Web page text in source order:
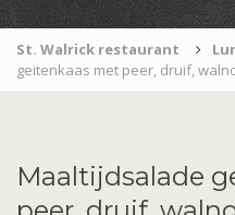
St. Walrick restaurant
geitenkaas met peer, druif,
Maaltijdsalade